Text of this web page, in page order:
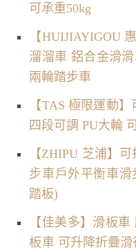
可承重50kg
【HUIJIAYIGOU
溜溜車 鋁合金滑
兩輪踏步車
【TAS 極限運動
四段可調 PU大輪
【ZHIPU 芝浦】
步車戶外平衡車
踏板)
【佳美多】滑板
板車 可升降折疊